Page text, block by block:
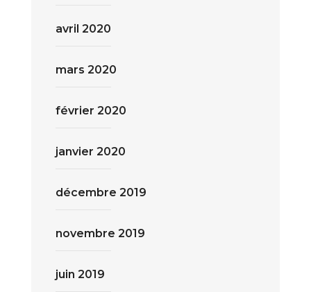
avril 2020
mars 2020
février 2020
janvier 2020
décembre 2019
novembre 2019
juin 2019